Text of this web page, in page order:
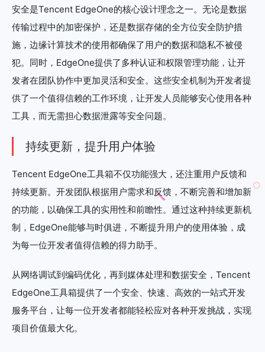
安全是Tencent EdgeOne的核心设计理念之一。无论是数据
传输过程中的加密保护，还是数据存储的全方位安全防护措
施，边缘计算技术的使用都确保了用户的数据和隐私不被侵
犯。同时，EdgeOne提供了多种认证和权限管理功能，让开
发者在团队协作中更加灵活和安全。这些安全机制为开发者提
供了一个值得信赖的工作环境，让开发人员能够安心使用各种
工具，而无需担心数据泄露等安全问题。
持续更新，提升用户体验
Tencent EdgeOne工具箱不仅功能强大，还注重用户反馈和
持续更新。开发团队根据用户需求和反馈，不断完善和增加新
的功能，以确保工具的实用性和前瞻性。通过这种持续更新机
制，EdgeOne能够与时俱进，不断提升用户的使用体验，成
为每一位开发者值得信赖的得力助手。
从网络调试到编码优化，再到媒体处理和数据安全，Tencent
EdgeOne工具箱提供了一个安全、快速、高效的一站式开发
服务平台，让每一位开发者都能轻松应对各种开发挑战，实现
项目价值最大化。